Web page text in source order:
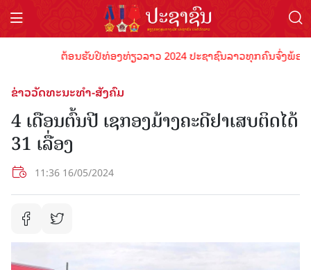
ຕ້ອນຮັບປີທ່ອງທ່ຽວລາວ 2024 ປະຊາຊົນລາວທຸກຄົນຈົ່ງພ້ອມ
ຂ່າວວັດທະນະທຳ-ສັງຄົມ
4 ເດືອນຕົ້ນປີ ເຊກອງມ້າງຄະດີຢາເສບຕິດໄດ້
31 ເລື່ອງ
11:36 16/05/2024